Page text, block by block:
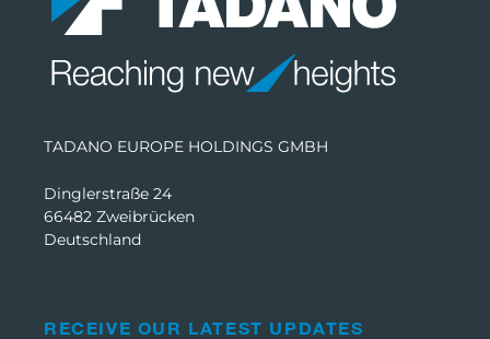
TADANO EUROPE HOLDINGS GMBH
Dinglerstraße 24
66482 Zweibrücken
Deutschland
RECEIVE OUR LATEST UPDATES